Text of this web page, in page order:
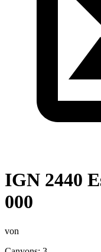
IGN 2440
000
von